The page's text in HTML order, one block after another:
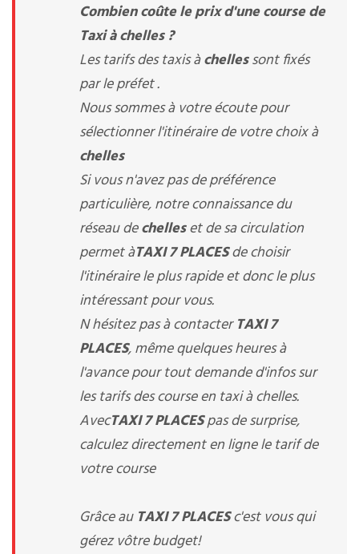
Combien coûte le prix d'une course de
Taxi àchelles?
Les tarifs des taxis àchellessont fixés
par le préfet .
Nous sommes à votre écoute pour
sélectionner l'itinéraire de votre choix à
chelles
Si vous n'avez pas de préférence
particulière, notre connaissance du
réseau dechelleset de sa circulation
permet àTAXI 7 PLACESde choisir
l'itinéraire le plus rapide et donc le plus
intéressant pour vous.
N hésitez pas à contacterTAXI 7
PLACES, même quelques heures à
l'avance pour tout demande d'infos sur
les tarifs des course en taxi à chelles.
AvecTAXI 7 PLACESpas de surprise,
calculez directement en ligne le tarif de
votre course
Grâce au TAXI 7 PLACESc'est vous qui
gérez vôtre budget!